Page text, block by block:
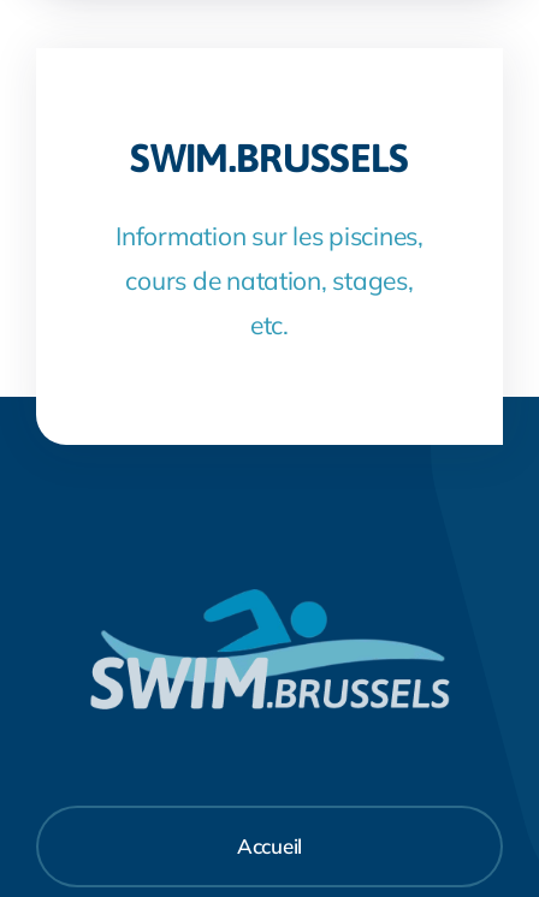
SWIM.BRUSSELS
Information sur les piscines,
cours de natation, stages,
etc.
Accueil